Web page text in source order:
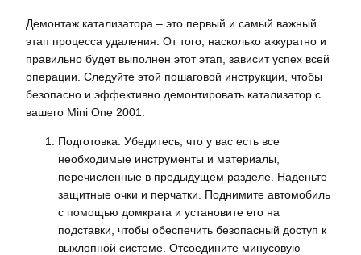
Демонтаж катализатора – это первый и самый важный
этап процесса удаления. От того, насколько аккуратно и
правильно будет выполнен этот этап, зависит успех всей
операции. Следуйте этой пошаговой инструкции, чтобы
безопасно и эффективно демонтировать катализатор с
вашего Mini One 2001:
Подготовка: Убедитесь, что у вас есть все
необходимые инструменты и материалы,
перечисленные в предыдущем разделе. Наденьте
защитные очки и перчатки. Поднимите автомобиль
с помощью домкрата и установите его на
подставки, чтобы обеспечить безопасный доступ к
выхлопной системе. Отсоедините минусовую